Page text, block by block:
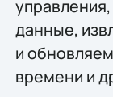
данные,
и
времени и